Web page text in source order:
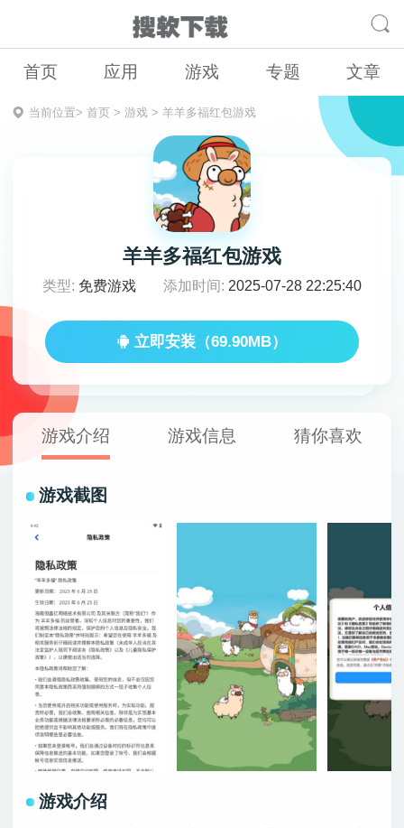
首页 应用 游戏 专题 文章
当前位置> 首页> 游戏> 羊羊多福红包游戏
羊羊多福红包游戏
类型: 免费游戏 添加时间: 2025-07-28 22:25:40
立即安装（69.90MB）
游戏介绍 游戏信息 猜你喜欢
游戏截图
游戏介绍